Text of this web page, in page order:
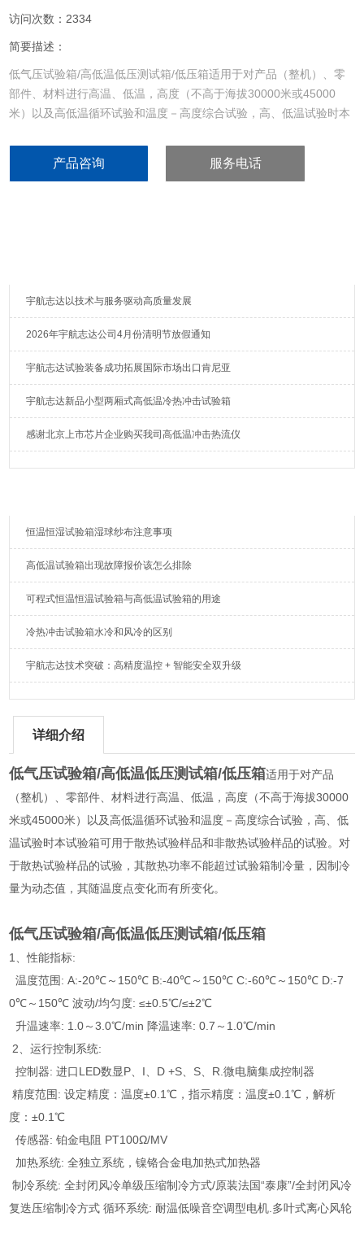
访问次数：2334
简要描述：
低气压试验箱/高低温低压测试箱/低压箱适用于对产品（整机）、零
部件、材料进行高温、低温，高度（不高于海拔30000米或45000
米）以及高低温循环试验和温度－高度综合试验，高、低温试验时本
值，其随温度点变化而有所变化。
产品咨询 服务电话
宇航志达以技术与服务驱动高质量发展
2026年宇航志达公司4月份清明节放假通知
宇航志达试验装备成功拓展国际市场出口肯尼亚
宇航志达新品小型两厢式高低温冷热冲击试验箱
感谢北京上市芯片企业购买我司高低温冲击热流仪
恒温恒湿试验箱湿球纱布注意事项
高低温试验箱出现故障报价该怎么排除
可程式恒温恒温试验箱与高低温试验箱的用途
冷热冲击试验箱水冷和风冷的区别
宇航志达技术突破：高精度温控 + 智能安全双升级
详细介绍
低气压试验箱/高低温低压测试箱/低压箱适用于对产品
（整机）、零部件、材料进行高温、低温，高度（不高于海拔30000
米或45000米）以及高低温循环试验和温度－高度综合试验，高、低
温试验时本试验箱可用于散热试验样品和非散热试验样品的试验。对
于散热试验样品的试验，其散热功率不能超过试验箱制冷量，因制冷
量为动态值，其随温度点变化而有所变化。
低气压试验箱/高低温低压测试箱/低压箱
1、性能指标:
温度范围: A:-20℃～150℃ B:-40℃～150℃ C:-60℃～150℃ D:-7
0℃～150℃ 波动/均匀度: ≤±0.5℃/≤±2℃
升温速率: 1.0～3.0℃/min 降温速率: 0.7～1.0℃/min
2、运行控制系统:
控制器: 进口LED数显P、I、D +S、S、R.微电脑集成控制器
精度范围: 设定精度：温度±0.1℃，指示精度：温度±0.1℃，解析
度：±0.1℃
传感器: 铂金电阻 PT100Ω/MV
加热系统: 全独立系统，镍铬合金电加热式加热器
制冷系统: 全封闭风冷单级压缩制冷方式/原装法国“泰康”/全封闭风冷
复迭压缩制冷方式 循环系统: 耐温低噪音空调型电机.多叶式离心风轮